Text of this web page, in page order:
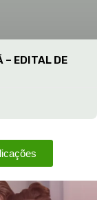
– EDITAL DE